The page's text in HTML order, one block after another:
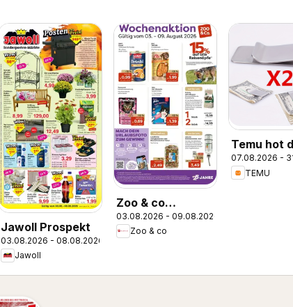
Jawoll Prospekt
03.08.2026 - 08.08.2026
Jawoll
Zoo & co
Prospekt
03.08.2026 - 09.08.2026
Zoo & co
Temu hot
Germany
07.08.2026 -
TEMU